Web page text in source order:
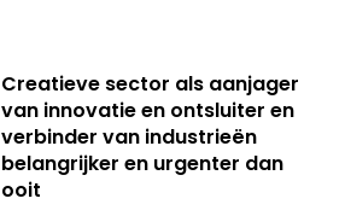
Creatieve sector als aanjager
van innovatie en ontsluiter en
verbinder van industrieën
belangrijker en urgenter dan
ooit